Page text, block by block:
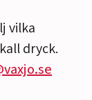
vilka
dryck.